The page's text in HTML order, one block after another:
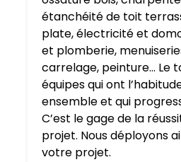
étanchéité de toit
plate, électricité et
et plomberie,
carrelage, peinture… Le
équipes qui ont
ensemble et qui
C’est le gage de la
projet. Nous déployons
votre projet.